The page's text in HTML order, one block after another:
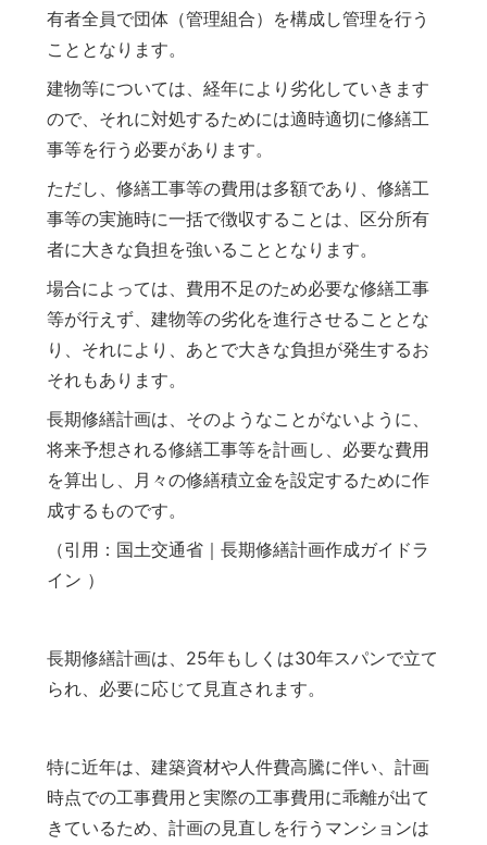
有者全員で団体（管理組合）を構成し管理を行う
こととなります。
建物等については、経年により劣化していきます
ので、それに対処するためには適時適切に修繕工
事等を行う必要があります。
ただし、修繕工事等の費用は多額であり、修繕工
事等の実施時に一括で徴収することは、区分所有
者に大きな負担を強いることとなります。
場合によっては、費用不足のため必要な修繕工事
等が行えず、建物等の劣化を進行させることとな
り、それにより、あとで大きな負担が発生するお
それもあります。
長期修繕計画は、そのようなことがないように、
将来予想される修繕工事等を計画し、必要な費用
を算出し、月々の修繕積立金を設定するために作
成するものです。
（引用：国土交通省｜長期修繕計画作成ガイドラ
イン ）
長期修繕計画は、25年もしくは30年スパンで立て
られ、必要に応じて見直されます。
特に近年は、建築資材や人件費高騰に伴い、計画
時点での工事費用と実際の工事費用に乖離が出て
きているため、計画の見直しを行うマンションは